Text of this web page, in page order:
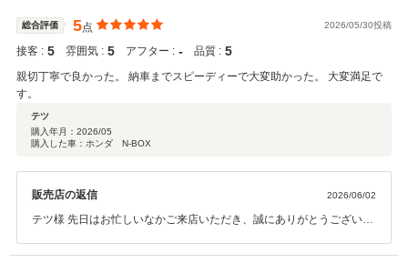
総合評価 5点 2026/05/30投稿
接客 : 5 雰囲気 : 5 アフター : ‐ 品質 : 5
親切丁寧で良かった。 納車までスピーディーで大変助かった。 大変満足で
す。
テツ
購入年月： 2026/05
購入した車：ホンダ N-BOX
販売店の返信 2026/06/02
テツ様 先日はお忙しいなかご来店いただき、誠にありがとうございま
ーサービスに関しても誠意をもってご対応させていただいておりま